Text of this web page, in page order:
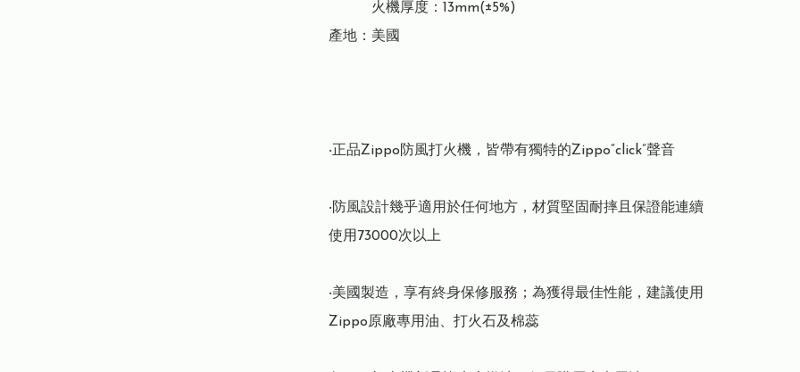
火機厚度：13mm(±5%)
產地：美國
‧正品Zippo防風打火機，皆帶有獨特的Zippo“click”聲音
‧防風設計幾乎適用於任何地方，材質堅固耐摔且保證能連續
使用73000次以上
‧美國製造，享有終身保修服務；為獲得最佳性能，建議使用
Zippo原廠專用油、打火石及棉蕊